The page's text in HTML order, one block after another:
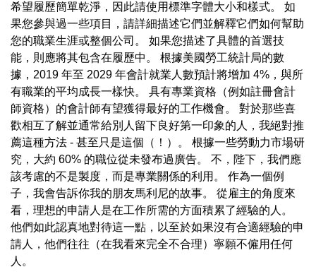
希望履歷簡單乾淨，因此請使用標準字體大小和樣式。 如
果您參與過一些項目，請詳細描述它們並解釋它們如何幫助
您的職業生涯或整個公司。 如果您描述了具體的首選技
能，則應將其包含在履歷中。 根據美國勞工統計局的數
據，2019 年至 2029 年會計就業人數預計將增加 4%，與所
有職業的平均成長一樣快。 具有專業資格（例如註冊會計
師資格）的會計師有望獲得最好的工作機會。 對於那些喜
歡相互了解並通常給別人留下良好第一印象的人，我絕對推
薦這種方法 - 甚至只是這個（！）。 根據一些勞動力市場研
究，大約 60% 的職位從未發布過廣告。 不，陛下，我們應
該考慮的不是製度，而是專業關係的利用。 作為一個例
子，我會告訴你我的朋友馬利尼的故事。 從雇主的角度來
看，理想的申請人是在工作所需的方面積累了經驗的人。
他們如此認真地對待這一點，以至於如果沒有合適經驗的申
請人，他們往往（在我看來完全不合理）寧願不僱用任何
人。